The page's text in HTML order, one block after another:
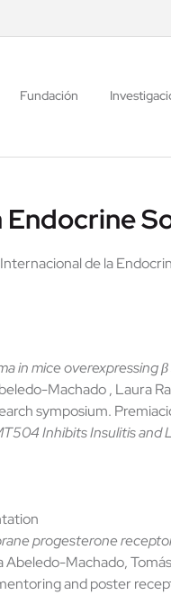
Fundación
de la
in mice overexpressing
Machado , Laura
symposium.
Inhibits Insulitis
progesterone
Abeledo-Machado,
and poster